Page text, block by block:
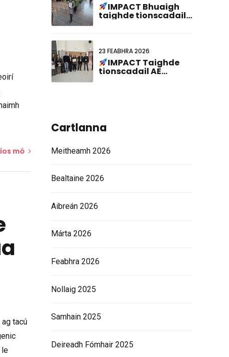
mó
tacú
le
IMPACT Bhuaigh
taighde tionscadail
Comhchruinniú
Ollainnis-
Ghearmáinis!
23 FEABHRA 2026
IMPACT Taighde
tionscadail AE
Cartlanna
Meitheamh 2026
Bealtaine 2026
Aibreán 2026
Márta 2026
Feabhra 2026
Nollaig 2025
Samhain 2025
Deireadh Fómhair 2025